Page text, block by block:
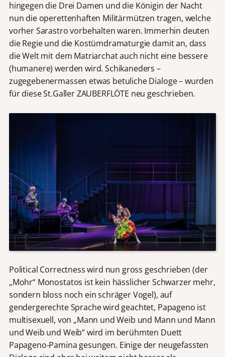
hingegen die Drei Damen und die Königin der Nacht
nun die operettenhaften Militärmützen tragen, welche
vorher Sarastro vorbehalten waren. Immerhin deuten
die Regie und die Kostümdramaturgie damit an, dass
die Welt mit dem Matriarchat auch nicht eine bessere
(humanere) werden wird. Schikaneders –
zugegebenermassen etwas betuliche Dialoge – wurden
für diese St.Galler ZAUBERFLÖTE neu geschrieben.
Political Correctness wird nun gross geschrieben (der
„Mohr“ Monostatos ist kein hässlicher Schwarzer mehr,
sondern bloss noch ein schräger Vogel), auf
gendergerechte Sprache wird geachtet, Papageno ist
multisexuell, von „Mann und Weib und Mann und Mann
und Weib und Weib“ wird im berühmten Duett
Papageno-Pamina gesungen. Einige der neugefassten